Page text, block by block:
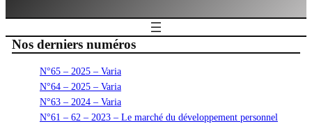
Nos derniers numéros
N°65 – 2025 – Varia
N°64 – 2025 – Varia
N°63 – 2024 – Varia
N°61 – 62 – 2023 – Le marché du développement personnel